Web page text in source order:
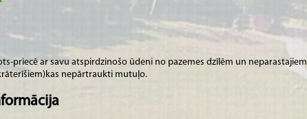
priecē ar savu atspirdzinošo ūdeni no pazemes dzīlēm un neparastajiem
nepārtraukti mutuļo.